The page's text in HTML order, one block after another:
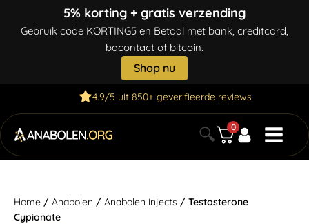
5% korting + gratis verzending
Gebruik code KORTING5 en Betaal met bank, creditcard,
bacontact of bitcoin.
Shop nu
4.9/5 uit 850+ geverifieerde reviews
🔍 0
Home / Anabolen / Anabolen injects / Testosterone
Cypionate